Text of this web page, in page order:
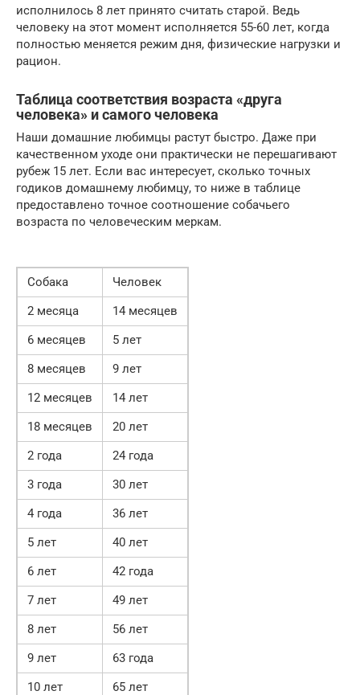
исполнилось 8 лет принято считать старой. Ведь
человеку на этот момент исполняется 55-60 лет, когда
полностью меняется режим дня, физические нагрузки и
рацион.
Таблица соответствия возраста «друга
человека» и самого человека
Наши домашние любимцы растут быстро. Даже при
качественном уходе они практически не перешагивают
рубеж 15 лет. Если вас интересует, сколько точных
годиков домашнему любимцу, то ниже в таблице
предоставлено точное соотношение собачьего
возраста по человеческим меркам.
Собака
Человек
2 месяца
14 месяцев
6 месяцев
5 лет
8 месяцев
9 лет
12 месяцев
14 лет
18 месяцев
20 лет
2 года
24 года
3 года
30 лет
4 года
36 лет
5 лет
40 лет
6 лет
42 года
7 лет
49 лет
8 лет
56 лет
9 лет
63 года
10 лет
65 лет